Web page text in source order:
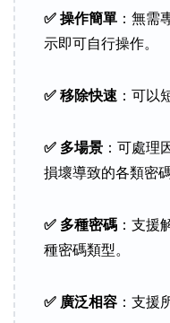
✅ 操作簡單 ：無需
示即可自行操作。
✅ 移除快速 ：可以
✅ 多場景 ：可處理
損壞導致的各類密
✅ 多種密碼 ：支援
種密碼類型。
✅ 廣泛相容 ：支援